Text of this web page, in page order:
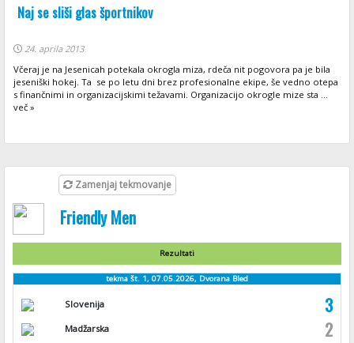
Naj se sliši glas športnikov
24. aprila 2013
Včeraj je na Jesenicah potekala okrogla miza, rdeča nit pogovora pa je bila
jeseniški hokej. Ta se po letu dni brez profesionalne ekipe, še vedno otepa
s finančnimi in organizacijskimi težavami. Organizacijo okrogle mize sta ...
več »
Zamenjaj tekmovanje
Friendly Men
Rezultati
tekma št. 1, 07.05.2026, Dvorana Bled
Slovenija 3
Madžarska 2